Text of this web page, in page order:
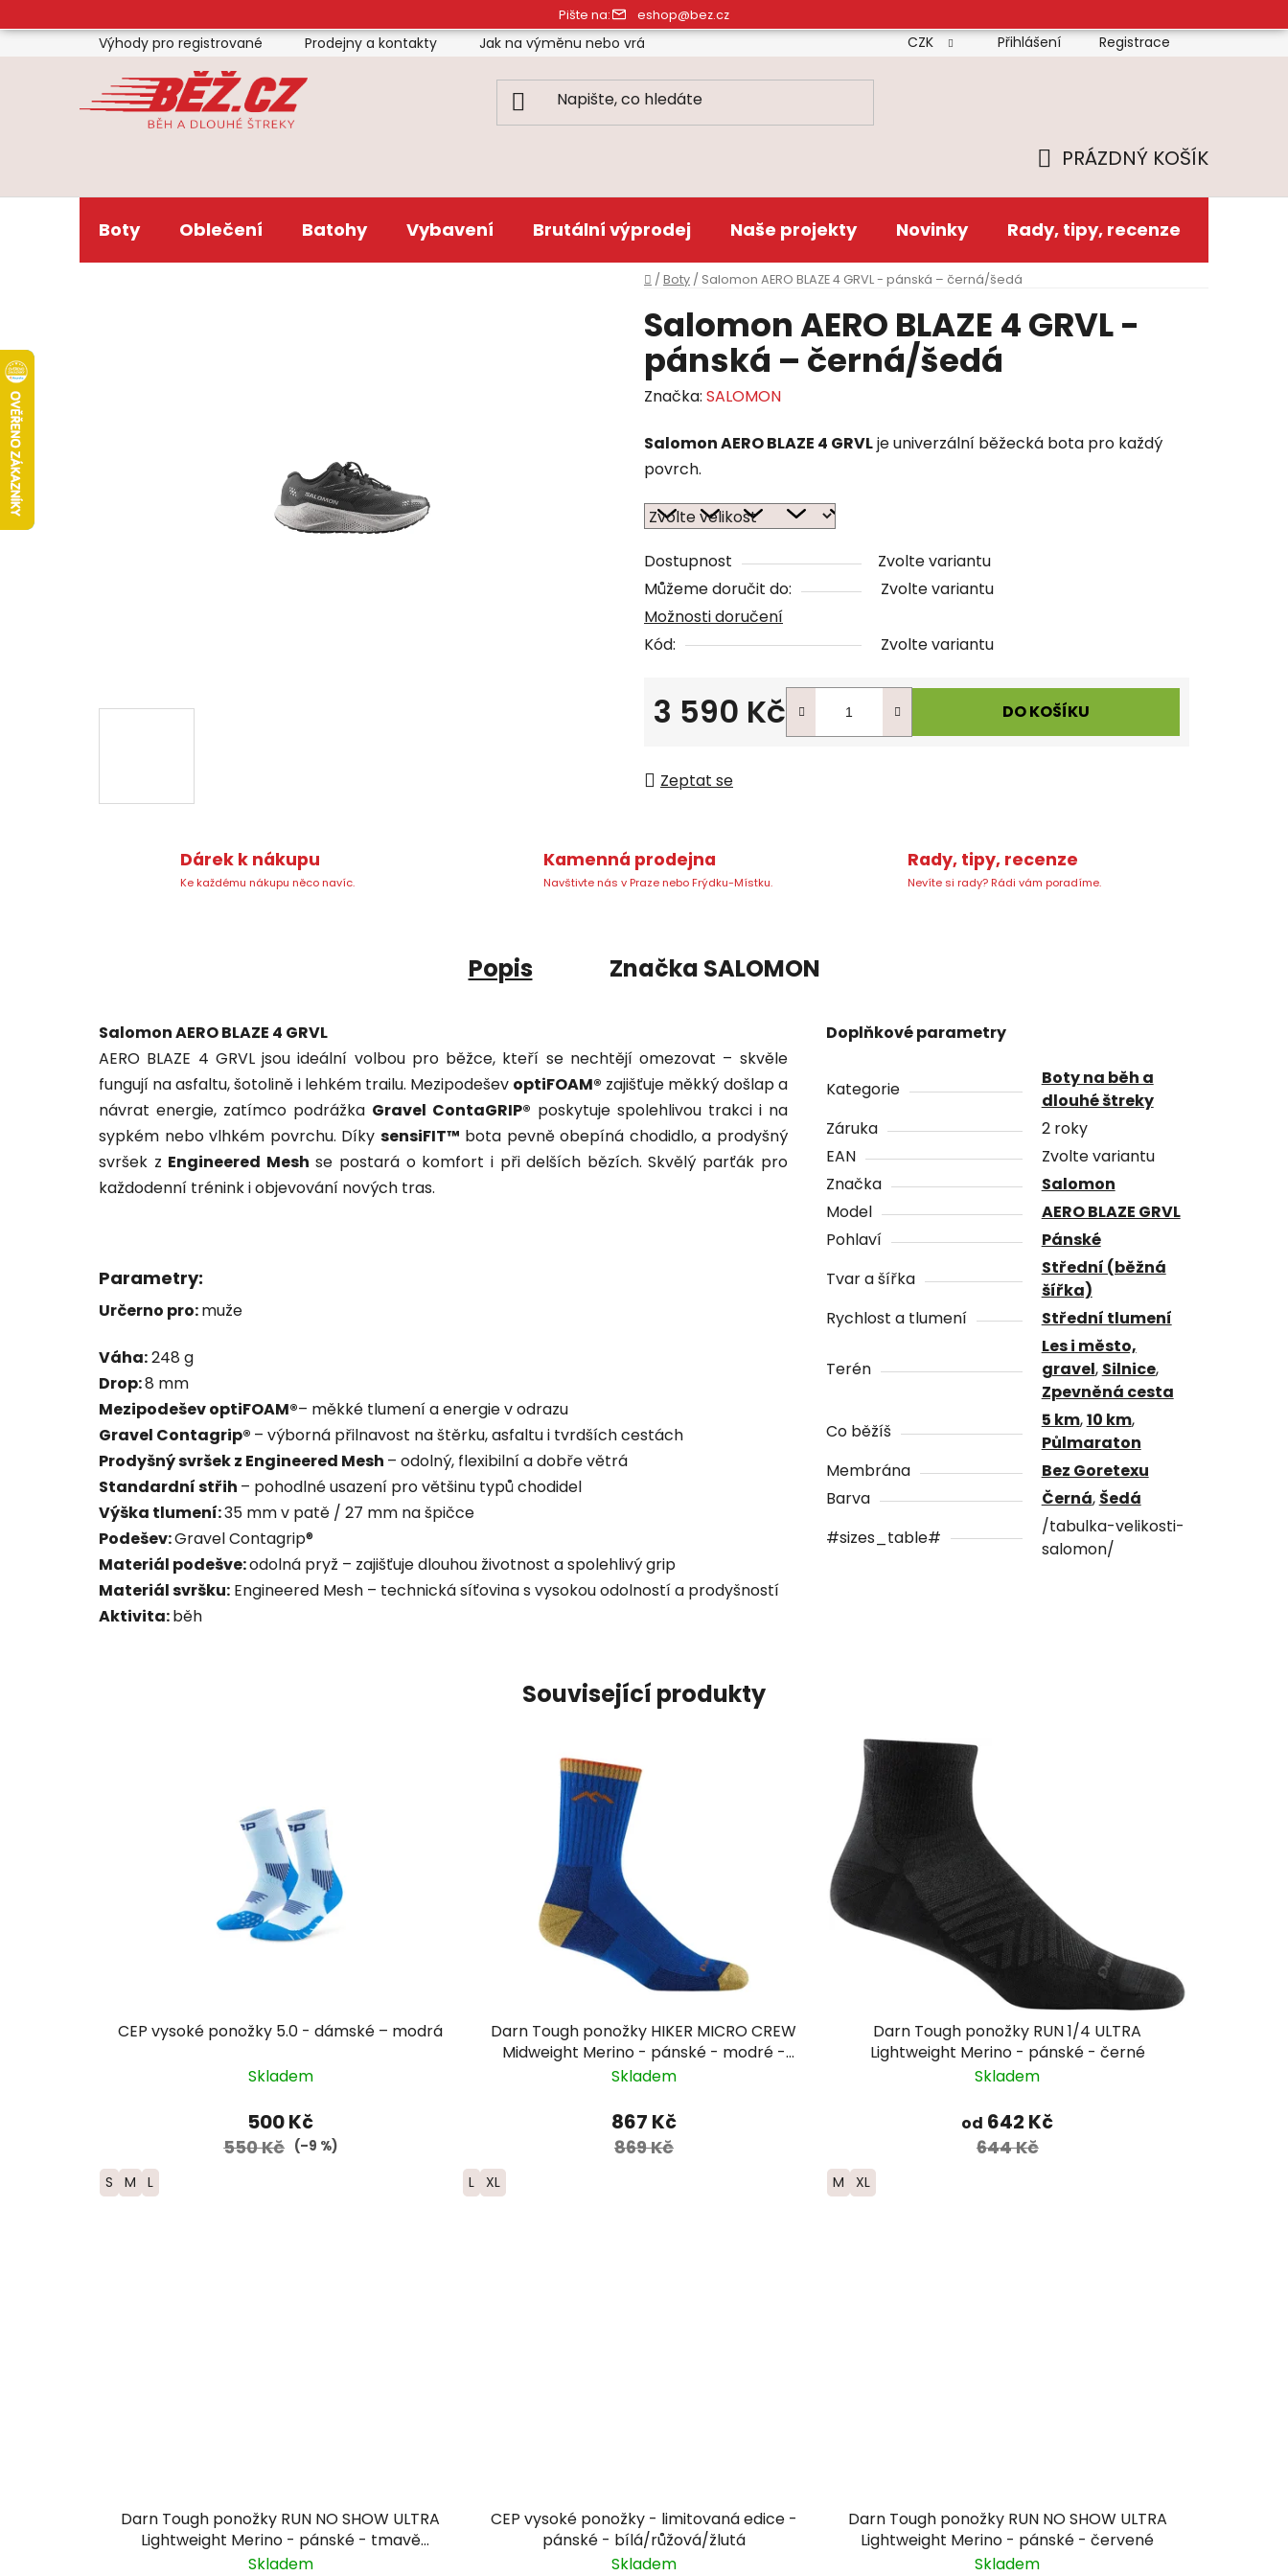
na
obsah
Pište na: eshop@bez.cz
Výhody pro registrované Prodejny a kontakty Jak na výměnu nebo vrácení zboží Doprava Platba Reklamační řád
CZK Přihlášení Registrace
KOŠÍK
PRÁZDNÝ KOŠÍK
Boty Oblečení Batohy Vybavení Brutální výprodej Naše projekty Novinky Rady, tipy, recenze
Domů
/ Boty / Salomon AERO BLAZE 4 GRVL - pánská – černá/šedá
Salomon AERO BLAZE 4 GRVL -
pánská – černá/šedá
Značka: SALOMON
Salomon AERO BLAZE 4 GRVLje univerzální běžecká bota pro každý
povrch.
Dostupnost
Zvolte variantu
Můžeme doručit do:
Zvolte variantu
Možnosti doručení
Kód:
Zvolte variantu
3 590 Kč DO KOŠÍKU
Zeptat se
Dárek k nákupu
Ke každému nákupu něco navíc.
Kamenná prodejna
Navštivte nás v Praze nebo Frýdku-Místku.
Rady, tipy, recenze
Nevíte si rady? Rádi vám poradíme.
Popis Značka SALOMON
Salomon AERO BLAZE 4 GRVL
AERO BLAZE 4 GRVL jsou ideální volbou pro běžce, kteří se nechtějí omezovat – skvěle
fungují na asfaltu, šotolině i lehkém trailu. Mezipodešev optiFOAM® zajišťuje měkký došlap a
návrat energie, zatímco podrážka Gravel ContaGRIP® poskytuje spolehlivou trakci i na
sypkém nebo vlhkém povrchu. Díky sensiFIT™ bota pevně obepíná chodidlo, a prodyšný
svršek z Engineered Mesh se postará o komfort i při delších bězích. Skvělý parťák pro
každodenní trénink i objevování nových tras.
Parametry:
Určerno pro:muže
Váha:248 g
Drop:8 mm
Mezipodešev optiFOAM®– měkké tlumení a energie v odrazu
Gravel Contagrip® – výborná přilnavost na štěrku, asfaltu i tvrdších cestách
Prodyšný svršek z Engineered Mesh – odolný, flexibilní a dobře větrá
Standardní střih – pohodlné usazení pro většinu typů chodidel
Výška tlumení:35 mm v patě / 27 mm na špičce
Podešev:Gravel Contagrip®
Materiál podešve:odolná pryž – zajišťuje dlouhou životnost a spolehlivý grip
Materiál svršku: Engineered Mesh – technická síťovina s vysokou odolností a prodyšností
Aktivita:běh
Doplňkové parametry
Kategorie
Boty na běh a
dlouhé štreky
Záruka
2 roky
EAN
Zvolte variantu
Značka
Salomon
Model
AERO BLAZE GRVL
Pohlaví
Pánské
Tvar a šířka
Střední (běžná
šířka)
Rychlost a tlumení
Střední tlumení
Terén
Les i město,
gravel, Silnice,
Zpevněná cesta
Co běžíš
5 km,10 km,
Půlmaraton
Membrána
Bez Goretexu
Barva
Černá, Šedá
#sizes_table#
/tabulka-velikosti-
salomon/
Související produkty
CEP vysoké ponožky 5.0 - dámské – modrá
Skladem
500 Kč
550 Kč (–9 %)
S M L
Darn Tough ponožky HIKER MICRO CREW
Midweight Merino - pánské - modré -
limitovaná edice
Skladem
867 Kč
869 Kč
L XL
Darn Tough ponožky RUN 1/4 ULTRA
Lightweight Merino - pánské - černé
Skladem
od 642 Kč
644 Kč
M XL
Darn Tough ponožky RUN NO SHOW ULTRA
Lightweight Merino - pánské - tmavě
modré
Skladem
CEP vysoké ponožky - limitovaná edice -
pánské - bílá/růžová/žlutá
Skladem
Darn Tough ponožky RUN NO SHOW ULTRA
Lightweight Merino - pánské - červené
Skladem